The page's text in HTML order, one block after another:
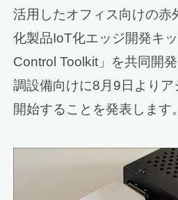
活用したオフィス向けの赤
化製品IoT化エッジ開発キ
Control Toolkit」を共同開
調設備向けに8月9日よりア
開始することを発表します。